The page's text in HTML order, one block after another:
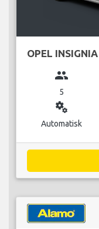
OPEL INSIGNIA
group
5
miscellaneous_services
Automatisk